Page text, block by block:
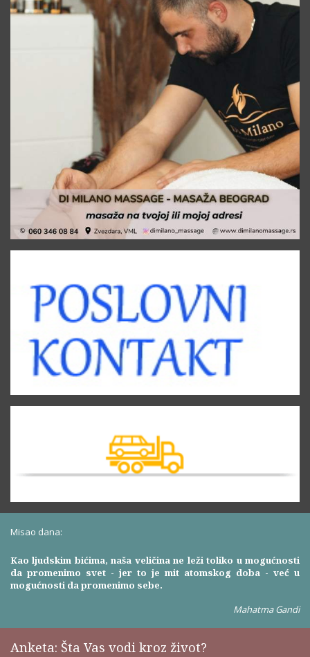
Misao dana:
Kao ljudskim bićima, naša veličina ne leži toliko u mogućnosti
da promenimo svet - jer to je mit atomskog doba - već u
mogućnosti da promenimo sebe.
Mahatma Gandi
Anketa: Šta Vas vodi kroz život?